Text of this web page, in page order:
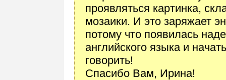
проявляться картинка,
мозаики. И это заряжает
потому что появилась
английского языка и
говорить!
Спасибо Вам, Ирина!